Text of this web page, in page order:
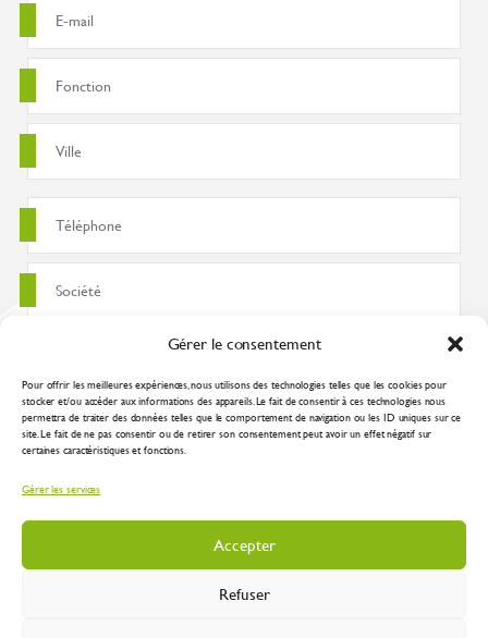
Gérer le consentement
Pour offrir les meilleures expériences, nous utilisons des technologies telles que les cookies pour
stocker et/ou accéder aux informations des appareils. Le fait de consentir à ces technologies nous
permettra de traiter des données telles que le comportement de navigation ou les ID uniques sur ce
site. Le fait de ne pas consentir ou de retirer son consentement peut avoir un effet négatif sur
certaines caractéristiques et fonctions.
Gérer les services
Accepter
Refuser
J'accepte que ces données soient utilisées pour traiter ma demande